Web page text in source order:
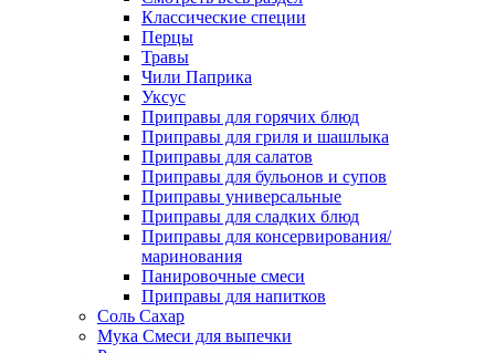
Классические специи
Перцы
Травы
Чили Паприка
Уксус
Приправы для горячих блюд
Приправы для гриля и шашлыка
Приправы для салатов
Приправы для бульонов и супов
Приправы универсальные
Приправы для сладких блюд
Приправы для консервирования/
маринования
Панировочные смеси
Приправы для напитков
Соль Сахар
Мука Смеси для выпечки